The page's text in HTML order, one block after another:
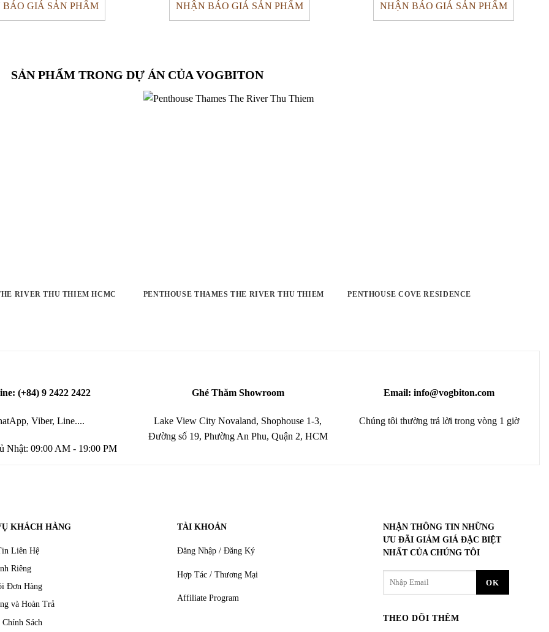
BÁO GIÁ SẢN PHẨM NHẬN BÁO GIÁ SẢN PHẨM NHẬN BÁO GIÁ SẢN PHẨM
SẢN PHẨM TRONG DỰ ÁN CỦA VOGBITON
RIVER THU THIEM HCMC PENTHOUSE THAMES THE RIVER THU THIEM PENTHOUSE COVE RESIDENCE
(+84) 9 2422 2422
Viber, Line....
Nhật: 09:00 AM - 19:00 PM
Ghé Thăm Showroom
Lake View City Novaland, Shophouse 1-3,
Đường số 19, Phường An Phu, Quận 2, HCM
Email: info@vogbiton.com
Chúng tôi thường trả lời trong vòng 1 giờ
KHÁCH HÀNG
Liên Hệ
Riêng
Đơn Hàng
và Hoàn Trả
Sách
TÀI KHOẢN
Đăng Nhập / Đăng Ký
Hợp Tác / Thương Mại
Affiliate Program
NHẬN THÔNG TIN NHỮNG
ƯU ĐÃI GIẢM GIÁ ĐẶC BIỆT
NHẤT CỦA CHÚNG TÔI
THEO DÕI THÊM